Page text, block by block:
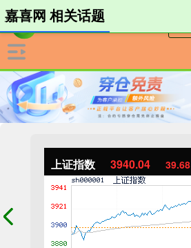
上证指数 3940.04 39.68
嘉喜网 相关话题